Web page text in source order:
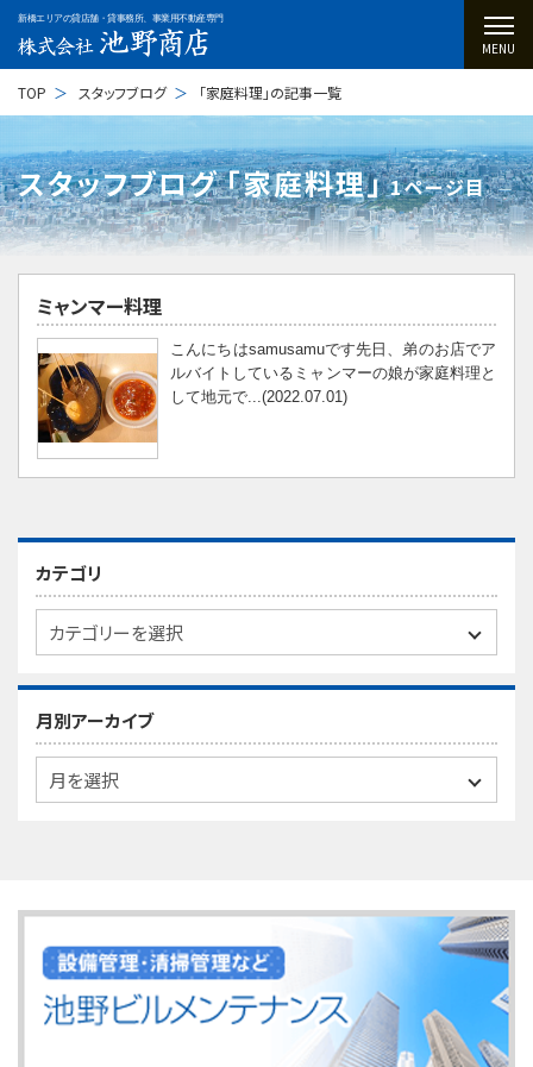
新橋エリアの貸店舗・貸事務所、事業用不動産専門
MENU
TOP スタッフブログ 「家庭料理」の記事一覧
スタッフブログ ｢家庭料理｣1ページ目
ミャンマー料理
こんにちはsamusamuです先日、弟のお店でア
ルバイトしているミャンマーの娘が家庭料理と
して地元で...(2022.07.01)
カテゴリ
月別アーカイブ